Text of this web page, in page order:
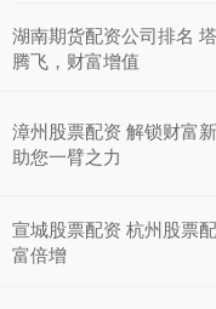
湖南期货配资公司排名
腾飞，财富增值
漳州股票配资 解锁财富
助您一臂之力
宣城股票配资 杭州股票
富倍增